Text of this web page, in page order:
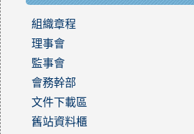
組織章程
理事會
監事會
會務幹部
文件下載區
舊站資料櫃